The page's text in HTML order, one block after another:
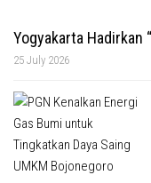
Yogyakarta Hadirkan
25 July 2026